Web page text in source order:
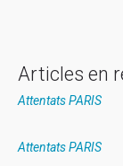
Articles en
Attentats PARIS
Attentats PARIS